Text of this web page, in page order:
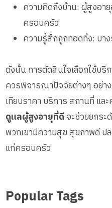
ความคิดถึงบ้าน: ผู้สูงอา
ครอบครัว
ความรู้สึกถูกทอดทิ้ง: บา
ดังนั้น การตัดสินใจเลือกใช้บ
ควรพิจารณาปัจจัยต่างๆ อย่า
เทียบราคา บริการ สถานที่ แล
ดูแลผู้สูงอายุที่ดีจะช่วยยกร
พวกเขามีความสุข สุขภาพดี ป
แก่ครอบครัว
Popular Tags